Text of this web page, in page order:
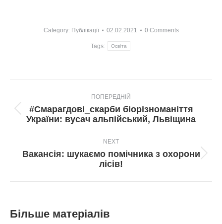
Category: Публікації 02.02.2021 0 Comments
Tags: Освіта
navigation
ПОПЕРЕДНІЙ
Попередній
пост:
#Смарагдові_скарби біорізноманіття
України: вусач альпійський, Львіщина
NEXT
Next
post:
Вакансія: шукаємо помічника з охорони
лісів!
Більше матеріалів